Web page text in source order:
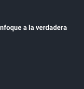
a la verdadera